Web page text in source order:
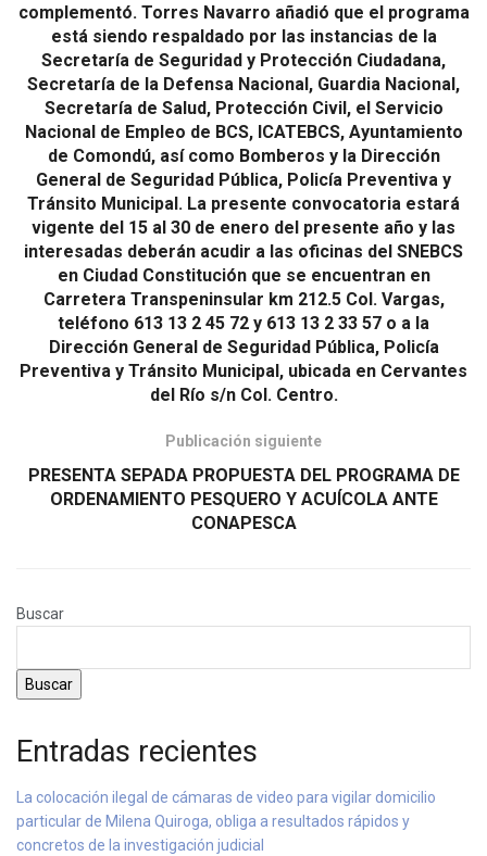
complementó. Torres Navarro añadió que el programa
está siendo respaldado por las instancias de la
Secretaría de Seguridad y Protección Ciudadana,
Secretaría de la Defensa Nacional, Guardia Nacional,
Secretaría de Salud, Protección Civil, el Servicio
Nacional de Empleo de BCS, ICATEBCS, Ayuntamiento
de Comondú, así como Bomberos y la Dirección
General de Seguridad Pública, Policía Preventiva y
Tránsito Municipal. La presente convocatoria estará
vigente del 15 al 30 de enero del presente año y las
interesadas deberán acudir a las oficinas del SNEBCS
en Ciudad Constitución que se encuentran en
Carretera Transpeninsular km 212.5 Col. Vargas,
teléfono 613 13 2 45 72 y 613 13 2 33 57 o a la
Dirección General de Seguridad Pública, Policía
Preventiva y Tránsito Municipal, ubicada en Cervantes
del Río s/n Col. Centro.
Publicación siguiente
PRESENTA SEPADA PROPUESTA DEL PROGRAMA DE
ORDENAMIENTO PESQUERO Y ACUÍCOLA ANTE
CONAPESCA
Buscar
Buscar
Entradas recientes
La colocación ilegal de cámaras de video para vigilar domicilio
particular de Milena Quiroga, obliga a resultados rápidos y
concretos de la investigación judicial